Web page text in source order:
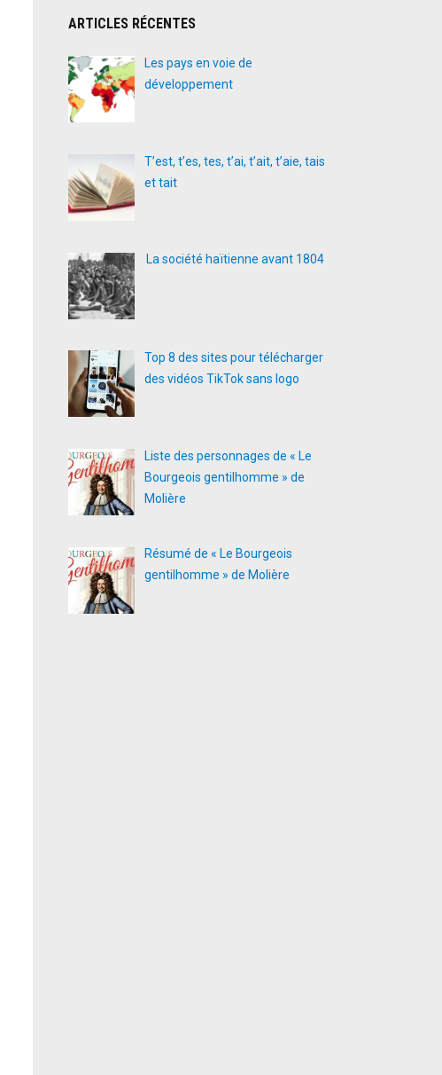
ARTICLES RÉCENTES
Les pays en voie de
développement
T’est, t’es, tes, t’ai, t’ait, t’aie, tais
et tait
La société haïtienne avant 1804
Top 8 des sites pour télécharger
des vidéos TikTok sans logo
Liste des personnages de « Le
Bourgeois gentilhomme » de
Molière
Résumé de « Le Bourgeois
gentilhomme » de Molière